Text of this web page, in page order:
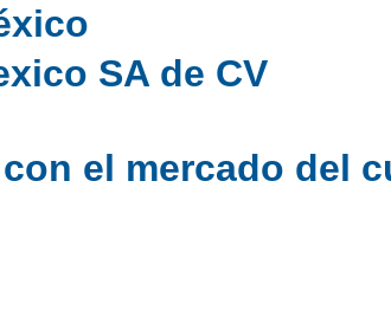
SA de CV
el mercado del